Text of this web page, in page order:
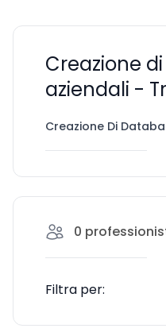
Creazione
aziendali -
Creazione Di
0
Filtra per: